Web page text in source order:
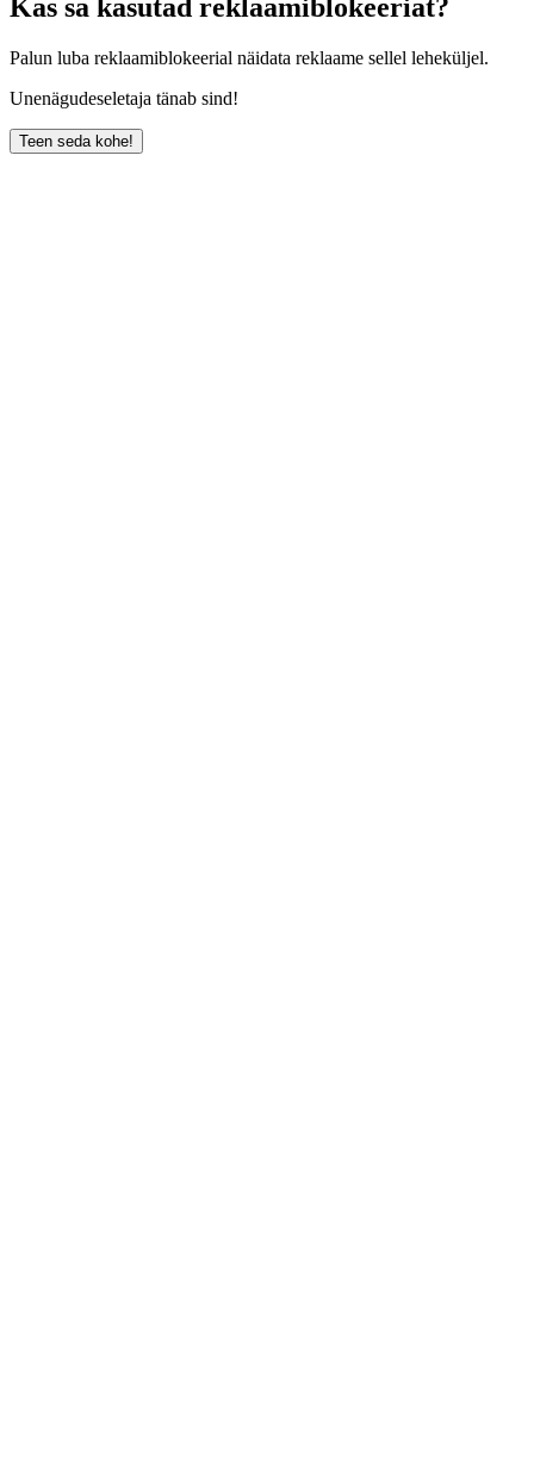
Kas sa kasutad reklaamiblokeeriat?
Palun luba reklaamiblokeerial näidata reklaame sellel leheküljel.
Unenägudeseletaja tänab sind!
Teen seda kohe!